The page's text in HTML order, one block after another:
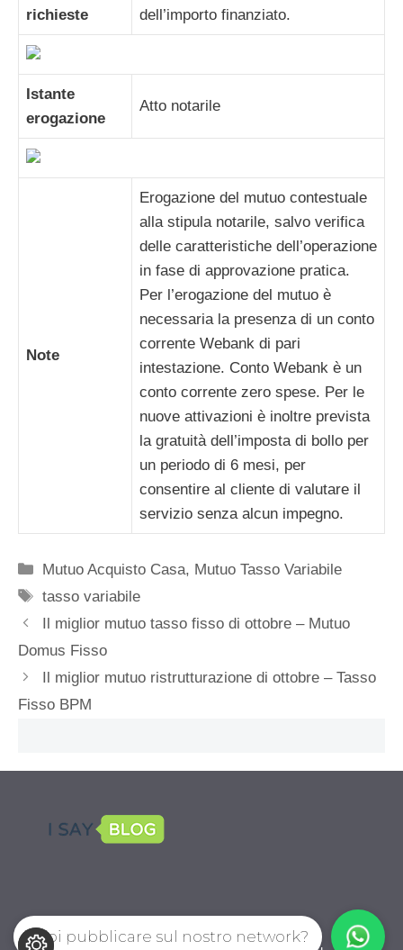
richieste
dell’importo finanziato.
Istante
erogazione
Atto notarile
Note
Erogazione del mutuo contestuale
alla stipula notarile, salvo verifica
delle caratteristiche dell’operazione
in fase di approvazione pratica.
Per l’erogazione del mutuo è
necessaria la presenza di un conto
corrente Webank di pari
intestazione. Conto Webank è un
conto corrente zero spese. Per le
nuove attivazioni è inoltre prevista
la gratuità dell’imposta di bollo per
un periodo di 6 mesi, per
consentire al cliente di valutare il
servizio senza alcun impegno.
Categorie
Mutuo Acquisto Casa, Mutuo Tasso Variabile
Tag
tasso variabile
Il miglior mutuo tasso fisso di ottobre – Mutuo
Domus Fisso
Il miglior mutuo ristrutturazione di ottobre – Tasso
Fisso BPM
Vuoi pubblicare sul nostro network?